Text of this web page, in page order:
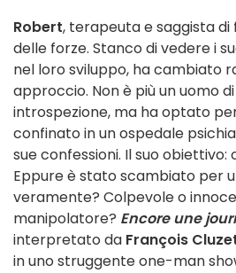
Robert, terapeuta e saggista
delle forze. Stanco di vedere i
nel loro sviluppo, ha cambiato
approccio. Non è più un uomo
introspezione, ma ha optato
confinato in un ospedale
sue confessioni. Il suo
Eppure è stato scambiato per
veramente? Colpevole o
manipolatore? Encore une
interpretato da François
in uno struggente one-man